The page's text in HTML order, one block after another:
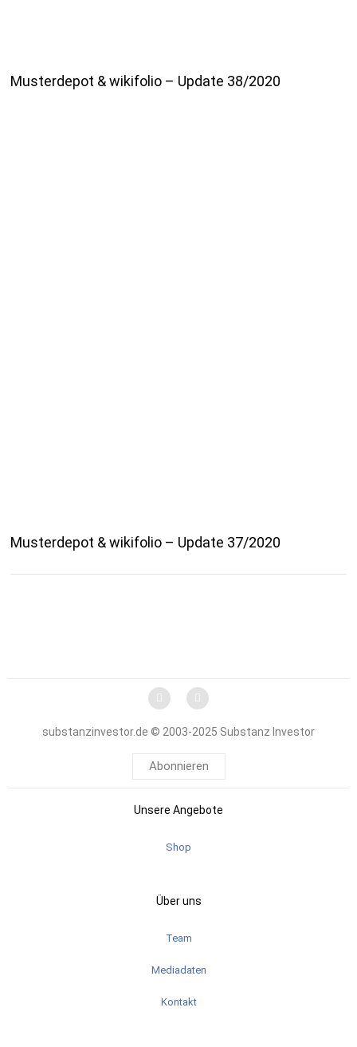
Musterdepot & wikifolio – Update 38/2020
Musterdepot & wikifolio – Update 37/2020
substanzinvestor.de © 2003-2025 Substanz Investor
Abonnieren
Unsere Angebote
Shop
Über uns
Team
Mediadaten
Kontakt